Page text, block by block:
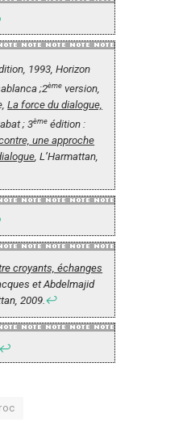
1993, Horizon
;2ème version,
La force du dialogue,
; 3ème édition :
une approche
, L’Harmattan,
croyants, échanges
et Abdelmajid
2009. ↩
↩